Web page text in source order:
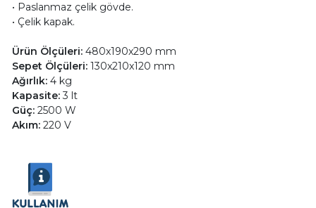
• Paslanmaz çelik gövde.
• Çelik kapak.
Ürün Ölçüleri:480x190x290 mm
Sepet Ölçüleri:130x210x120 mm
Ağırlık:4 kg
Kapasite:3 lt
Güç:2500 W
Akım:220 V